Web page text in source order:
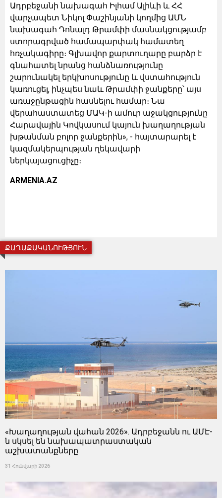
Ադրբեջանի նախագահ Իլհամ Ալիևի և ՀՀ
վարչապետ Նիկոլ Փաշինյանի կողմից ԱՄՆ
նախագահ Դոնալդ Թրամփի մասնակցությամբ
ստորագրված համապարփակ համատեղ
հռչակագիրը։ Գլխավոր քարտուղարը բարձր է
գնահատել նրանց հանձնառությունը
շարունակել երկխոսությունը և վստահություն
կառուցել, ինչպես նաև Թրամփի ջանքերը՝ այս
առաջընթացին հասնելու համար։ Նա
վերահաստատեց ՄԱԿ-ի ամուր աջակցությունը
Հարավային Կովկասում կայուն խաղաղության
խթանման բոլոր ջանքերին», - հայտարարել է
կազմակերպության ղեկավարի
ներկայացուցիչը։
ARMENIA.AZ
ՔԱՂԱՔԱԿԱՆՈՒԹՅՈՒՆ
«Խաղաղության վահան 2026». Ադրբեջանն ու ԱՄԷ-
ն սկսել են նախապատրաստական ​​
աշխատանքները
31 Հունվարի 2026